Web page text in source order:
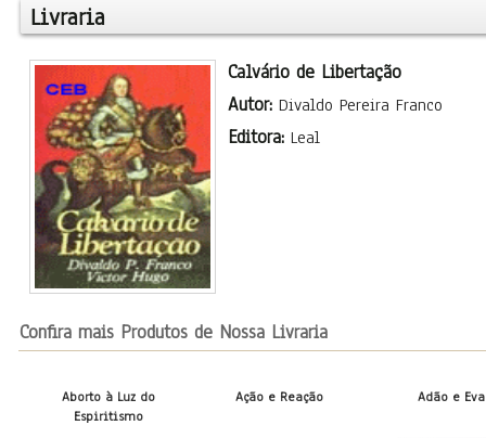
Livraria
Calvário de Libertação
Autor: Divaldo Pereira Franco
Editora: Leal
Confira mais Produtos de Nossa Livraria
Aborto à Luz do
Espiritismo
Ação e Reação Adão e Eva